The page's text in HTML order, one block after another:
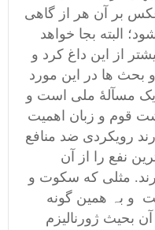
بر آن هر از گاهی
البته بجا خواهد
از این داغ کرد و
ھا در این مورد
یک مسآلۀ ملی است و
قوم و زبان اھمیت
رویکردی ضد منافع
نفع را از آن
مثلی که سکوت و
و بہ ھمین گونه
بحیث ژورنالیزم